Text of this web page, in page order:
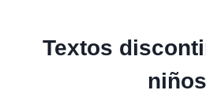
Textos
niños